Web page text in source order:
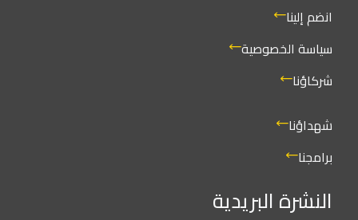
انضم إلينا
سياسة الخصوصية
شركاؤنا
شهداؤنا
برامجنا
النشرة البريدية